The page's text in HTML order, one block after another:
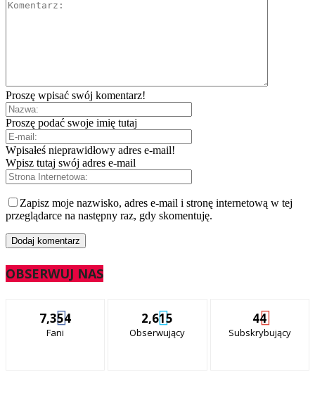
Proszę wpisać swój komentarz!
Proszę podać swoje imię tutaj
Wpisałeś nieprawidłowy adres e-mail!
Wpisz tutaj swój adres e-mail
Zapisz moje nazwisko, adres e-mail i stronę internetową w tej
przeglądarce na następny raz, gdy skomentuję.
OBSERWUJ NAS
7,354
Fani
2,615
Obserwujący
44
Subskrybujący